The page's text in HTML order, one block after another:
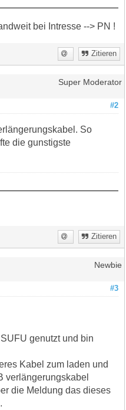
bei Intresse --> PN !
Zitieren
Super Moderator
#2
So
die gunstigste
Zitieren
Newbie
#3
genutzt und bin
Kabel zum laden und
verlängerungskabel
die Meldung das dieses